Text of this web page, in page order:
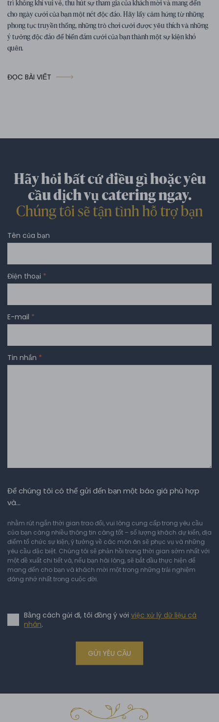
trì không khí vui vẻ, thu hút sự tham gia của khách mời và mang đến
cho ngày cưới của bạn một nét độc đáo. Hãy lấy cảm hứng từ những
phong tục truyền thống, những trò chơi cưới được yêu thích và những
ý tưởng độc đáo để biến đám cưới của bạn thành một sự kiện khó
quên.
ĐỌC BÀI VIẾT
Hãy hỏi bất cứ điều gì hoặc yêu
cầu dịch vụ catering ngay.
Chúng tôi sẽ tận tình hỗ trợ bạn
Tên của bạn
Điện thoại *
E-mail *
Tin nhắn *
Để chúng tôi có thể gửi đến bạn một báo giá phù hợp
và…
nhằm rút ngắn thời gian trao đổi, vui lòng cung cấp trong yêu cầu
của bạn càng nhiều thông tin càng tốt – số lượng khách dự kiến, địa
điểm tổ chức sự kiện, ý tưởng về các món ăn sẽ phục vụ và những
yêu cầu đặc biệt. Chúng tôi sẽ phản hồi trong thời gian sớm nhất với
một đề xuất chi tiết và, nếu bạn hài lòng, sẽ bắt đầu thực hiện để
mang đến cho bạn và khách mời một trong những trải nghiệm
đáng nhớ nhất trong cuộc đời.
Bằng cách gửi đi, tôi đồng ý vớiviệc xử lý dữ liệu cá
nhân.
GỬI YÊU CẦU